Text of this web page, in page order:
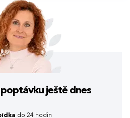
ještě dnes
do 24 hodin